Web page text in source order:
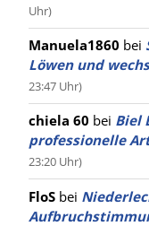
Uhr)
Manuela1860 bei
Löwen und
23:47 Uhr)
chiela 60 bei Biel
professionelle
23:20 Uhr)
FloS bei